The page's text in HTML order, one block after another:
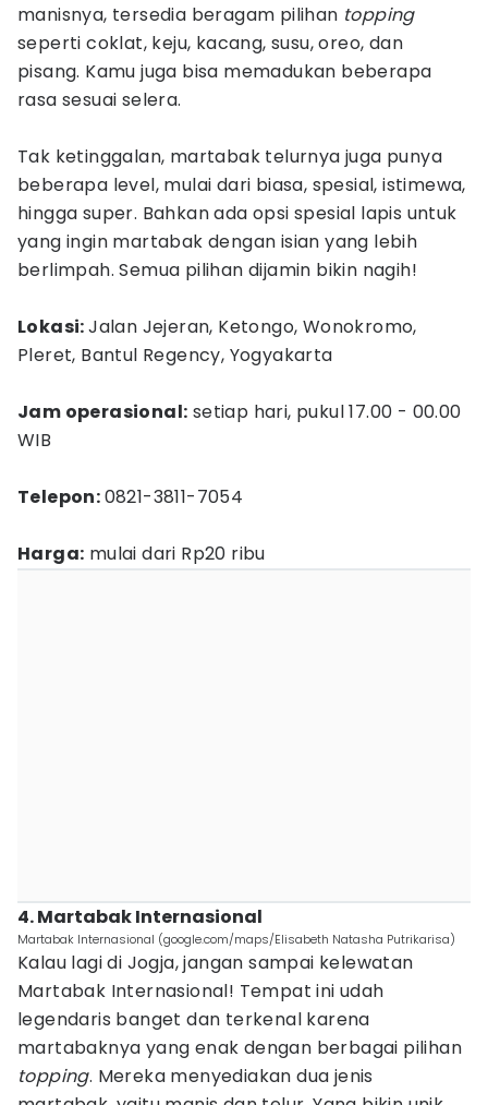
manisnya, tersedia beragam pilihan topping
seperti coklat, keju, kacang, susu, oreo, dan
pisang. Kamu juga bisa memadukan beberapa
rasa sesuai selera.
Tak ketinggalan, martabak telurnya juga punya
beberapa level, mulai dari biasa, spesial, istimewa,
hingga super. Bahkan ada opsi spesial lapis untuk
yang ingin martabak dengan isian yang lebih
berlimpah. Semua pilihan dijamin bikin nagih!
Lokasi:Jalan Jejeran, Ketongo, Wonokromo,
Pleret, Bantul Regency, Yogyakarta
Jam operasional: setiap hari, pukul 17.00 - 00.00
WIB
Telepon:0821-3811-7054
Harga: mulai dari Rp20 ribu
4. Martabak Internasional
Martabak Internasional (google.com/maps/Elisabeth Natasha Putrikarisa)
Kalau lagi di Jogja, jangan sampai kelewatan
Martabak Internasional! Tempat ini udah
legendaris banget dan terkenal karena
martabaknya yang enak dengan berbagai pilihan
topping. Mereka menyediakan dua jenis